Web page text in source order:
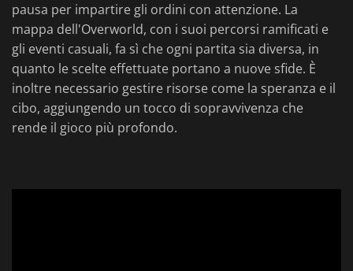
pausa per impartire gli ordini con attenzione. La
mappa dell'Overworld, con i suoi percorsi ramificati e
gli eventi casuali, fa sì che ogni partita sia diversa, in
quanto le scelte effettuate portano a nuove sfide. È
inoltre necessario gestire risorse come la speranza e il
cibo, aggiungendo un tocco di sopravvivenza che
rende il gioco più profondo.